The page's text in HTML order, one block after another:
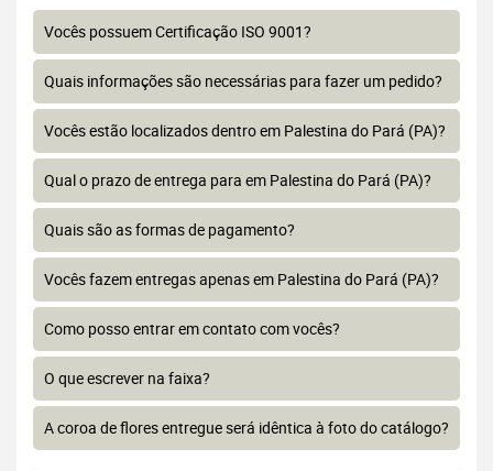
Vocês possuem Certificação ISO 9001?
Quais informações são necessárias para fazer um pedido?
Vocês estão localizados dentro em Palestina do Pará (PA)?
Qual o prazo de entrega para em Palestina do Pará (PA)?
Quais são as formas de pagamento?
Vocês fazem entregas apenas em Palestina do Pará (PA)?
Como posso entrar em contato com vocês?
O que escrever na faixa?
A coroa de flores entregue será idêntica à foto do catálogo?